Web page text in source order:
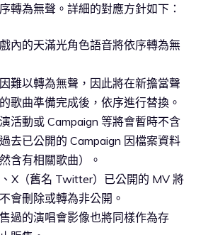
轉為無聲。詳細的對應方針如下：
內的天滿光角色語音將依序轉為無
難以轉為無聲，因此將在新擔當聲
歌曲準備完成後，依序進行替換。
活動或 Campaign 等將會暫時不含
去已公開的 Campaign 因檔案資料
含有相關歌曲）。
X（舊名 Twitter）已公開的 MV 將
會刪除或轉為非公開。
過的演唱會影像也將同樣作為存